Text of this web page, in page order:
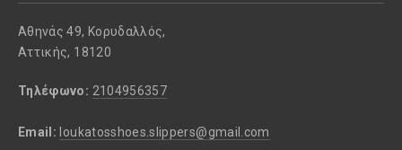
Αθηνάς 49, Κορυδαλλός,
Αττικής, 18120
Τηλέφωνο: 2104956357
Email: loukatosshoes.slippers@gmail.com